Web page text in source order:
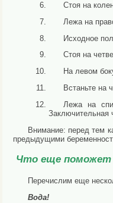
Стоя на
Лежа на
Исходное
Стоя на
На левом
Встаньте на
Лежа на
Внимание: перед тем
предыдущими
Что еще поможет
Перечислим еще
Вода!